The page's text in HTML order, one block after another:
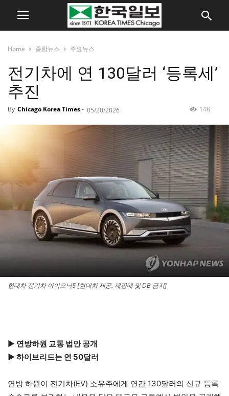
Home 종합뉴스 주요뉴스
전기차에 연 130달러 ‘등록세’
추진
By Chicago Korea Times- 05/20/2026 148
현대차 전기차 아이오닉5 [현대차 제공. 재판매 및 DB 금지]
▶ 연방하원 교통 법안 공개
▶ 하이브리드는 연 50달러
연방 하원이 전기차(EV) 소유주에게 연간 130달러의 신규 등록